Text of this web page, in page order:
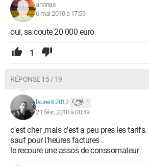
ananas
6 mai 2010 à 17:59
oui, sa coute 20 000 euro
1
RÉPONSE 15 / 19
laurent 2012 1
21 févr. 2010 à 00:49
c'est cher ,mais c'est a peu pres les tarifs.
sauf pour l'heures factures .
le recoure une assos de conssomateur